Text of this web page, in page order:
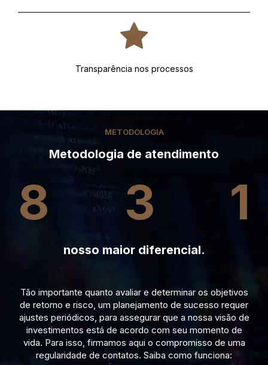
Transparência nos processos
METODOLOGIA
Metodologia de atendimento
8 3 1
nosso maior diferencial.
Tão importante quanto avaliar e determinar os objetivos
de retorno e risco, um planejamento de sucesso requer
ajustes periódicos, para assegurar que a nossa visão de
investimentos está de acordo com seu momento de
vida. Para isso, firmamos aqui o compromisso de uma
regularidade de contatos. Saiba como funciona: